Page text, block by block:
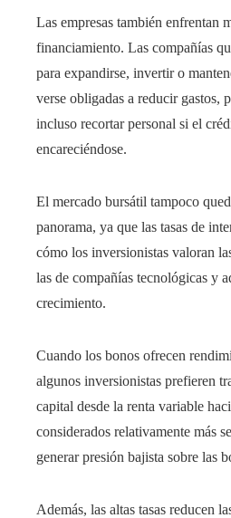
Las empresas también enfrentan
financiamiento. Las compañías
para expandirse, invertir o
verse obligadas a reducir gastos,
incluso recortar personal si el
encareciéndose.
El mercado bursátil tampoco
panorama, ya que las tasas de
cómo los inversionistas valoran
las de compañías tecnológicas y
crecimiento.
Cuando los bonos ofrecen
algunos inversionistas prefieren
capital desde la renta variable
considerados relativamente más
generar presión bajista sobre las
Además, las altas tasas reducen